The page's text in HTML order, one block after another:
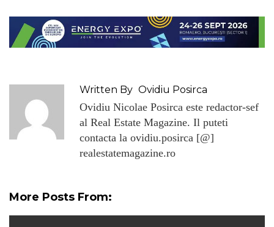
Written By Ovidiu Posirca
Ovidiu Nicolae Posirca este redactor-sef
al Real Estate Magazine. Il puteti
contacta la ovidiu.posirca [@]
realestatemagazine.ro
More Posts From: